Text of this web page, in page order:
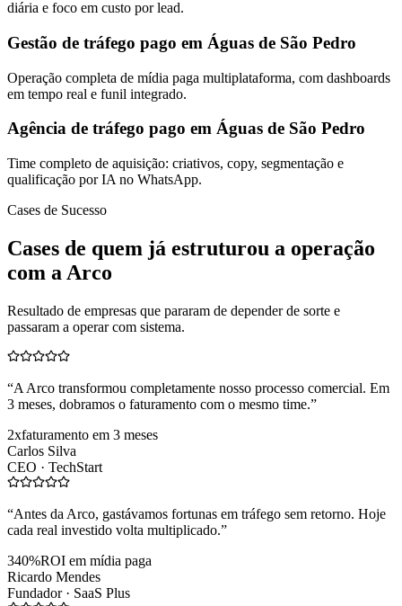
diária e foco em custo por lead.
Gestão de tráfego pago em Águas de São Pedro
Operação completa de mídia paga multiplataforma, com dashboards
em tempo real e funil integrado.
Agência de tráfego pago em Águas de São Pedro
Time completo de aquisição: criativos, copy, segmentação e
qualificação por IA no WhatsApp.
Cases de Sucesso
Cases de quem já estruturou a operação
com a Arco
Resultado de empresas que pararam de depender de sorte e
passaram a operar com sistema.
“A Arco transformou completamente nosso processo comercial. Em
3 meses, dobramos o faturamento com o mesmo time.”
2xfaturamento em 3 meses
Carlos Silva
CEO · TechStart
“Antes da Arco, gastávamos fortunas em tráfego sem retorno. Hoje
cada real investido volta multiplicado.”
340%ROI em mídia paga
Ricardo Mendes
Fundador · SaaS Plus